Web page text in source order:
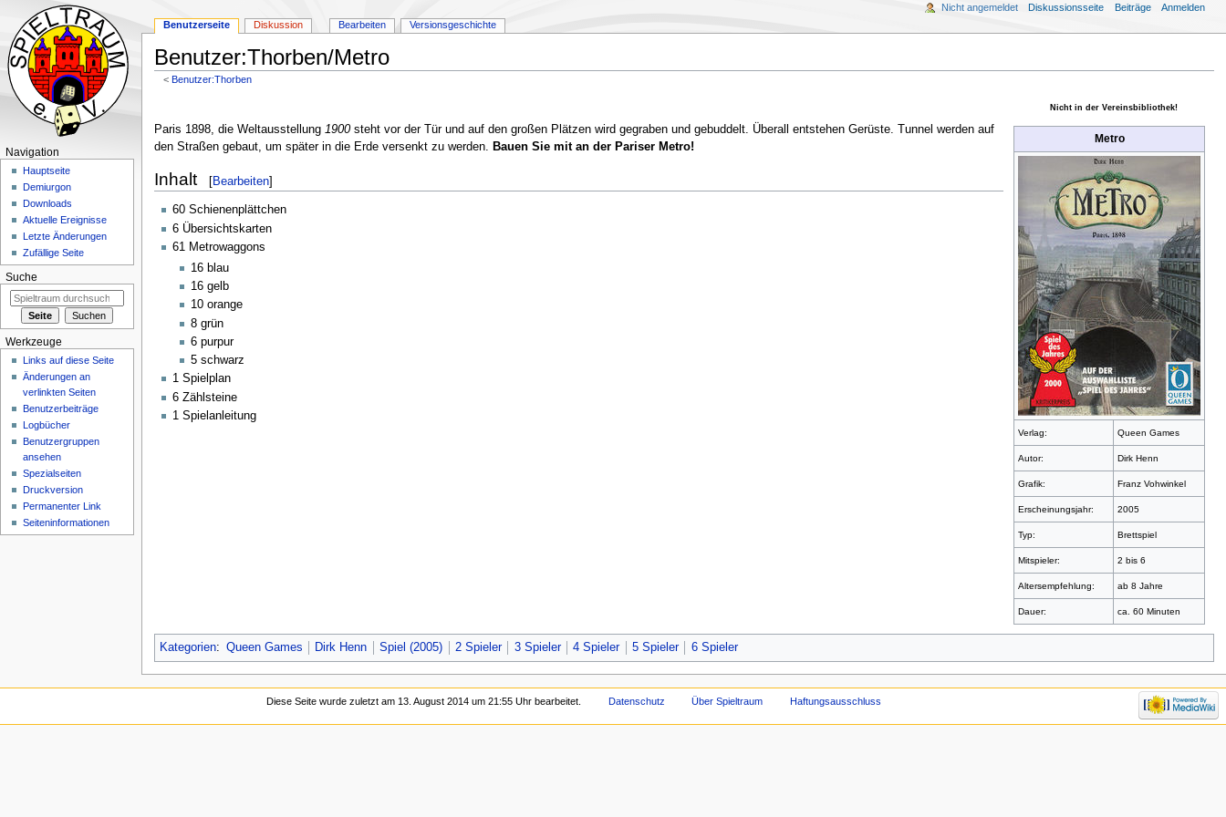
Benutzer:Thorben/Metro
<Benutzer:Thorben
Navigation
springen
Suche
springen
Nicht in der Vereinsbibliothek!
Metro
Verlag: Queen Games
Autor: Dirk Henn
Grafik: Franz Vohwinkel
Erscheinungsjahr: 2005
Typ: Brettspiel
Mitspieler: 2 bis 6
Altersempfehlung: ab 8 Jahre
Dauer: ca. 60 Minuten
Paris 1898, die Weltausstellung 1900steht vor der Tür und auf den großen Plätzen wird gegraben und gebuddelt. Überall entstehen Gerüste. Tunnel werden auf
den Straßen gebaut, um später in die Erde versenkt zu werden. Bauen Sie mit an der Pariser Metro!
Inhalt [Bearbeiten]
60 Schienenplättchen
6 Übersichtskarten
61 Metrowaggons
16 blau
16 gelb
10 orange
8 grün
6 purpur
5 schwarz
1 Spielplan
6 Zählsteine
1 Spielanleitung
Kategorien: Queen Games Dirk Henn Spiel (2005) 2 Spieler 3 Spieler 4 Spieler 5 Spieler 6 Spieler
Benutzerseite Diskussion Bearbeiten Versionsgeschichte
Nicht angemeldet Diskussionsseite Beiträge Anmelden
Navigation
Hauptseite
Demiurgon
Downloads
Aktuelle Ereignisse
Letzte Änderungen
Zufällige Seite
Suche
Werkzeuge
Links auf diese Seite
Änderungen an
verlinkten Seiten
Benutzerbeiträge
Logbücher
Benutzergruppen
ansehen
Spezialseiten
Druckversion
Permanenter Link
Seiten­informationen
Diese Seite wurde zuletzt am 13. August 2014 um 21:55 Uhr bearbeitet. Datenschutz Über Spieltraum Haftungsausschluss